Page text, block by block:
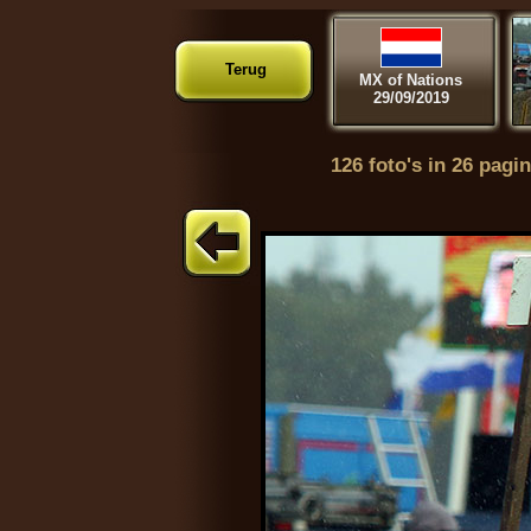
Terug
MX of Nations
29/09/2019
126 foto's in 26